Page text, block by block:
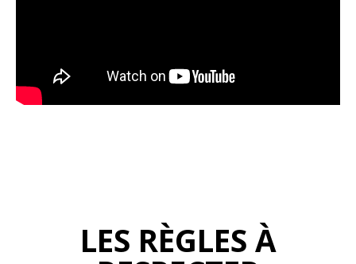
LES RÈGLES À